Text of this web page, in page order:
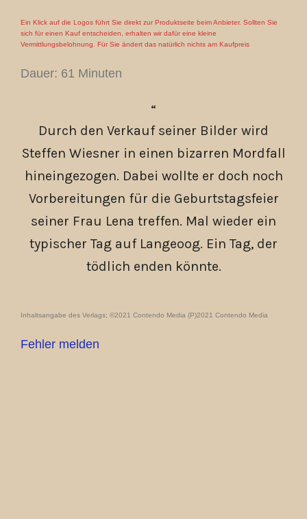
Ein Klick auf die Logos führt Sie direkt zur Produktseite beim Anbieter. Sollten Sie
sich für einen Kauf entscheiden, erhalten wir dafür eine kleine
Vermittlungsbelohnung. Für Sie ändert das natürlich nichts am Kaufpreis
Dauer: 61 Minuten
Durch den Verkauf seiner Bilder wird
Steffen Wiesner in einen bizarren Mordfall
hineingezogen. Dabei wollte er doch noch
Vorbereitungen für die Geburtstagsfeier
seiner Frau Lena treffen. Mal wieder ein
typischer Tag auf Langeoog. Ein Tag, der
tödlich enden könnte.
Inhaltsangabe des Verlags; ©2021 Contendo Media (P)2021 Contendo Media
Fehler melden